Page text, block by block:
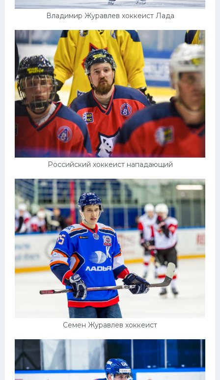
Владимир Журавлев хоккеист Лада
Российский хоккеист нападающий
Семен Журавлев хоккеист